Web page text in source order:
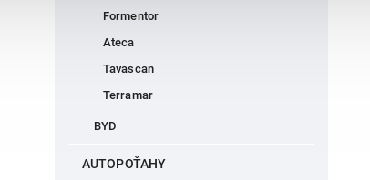
Formentor
Ateca
Tavascan
Terramar
BYD
AUTOPOŤAHY